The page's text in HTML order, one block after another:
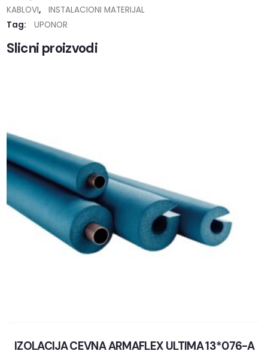
KABLOVI,
INSTALACIONI MATERIJAL
Tag:
UPONOR
Slicni proizvodi
IZOLACIJA CEVNA ARMAFLEX ULTIMA 13*076-A